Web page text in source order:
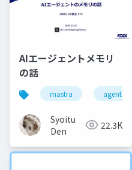
AIエージェントメモリ
の話
mastra agentcore
Syoitu
Den
22.3K